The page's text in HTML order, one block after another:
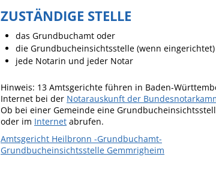
Kläranlage
ZUSTÄNDIGE STELLE
das Grundbuchamt oder
die Grundbucheinsichtsstelle (wenn
jede Notarin und jeder Notar
Hinweis: 13 Amtsgerichte führen in Baden-
Internet bei der Notarauskunft der
Ob bei einer Gemeinde eine
oder im Internet abrufen.
Amtsgericht Heilbronn -Grundbuchamt-
Grundbucheinsichtsstelle Gemmrigheim